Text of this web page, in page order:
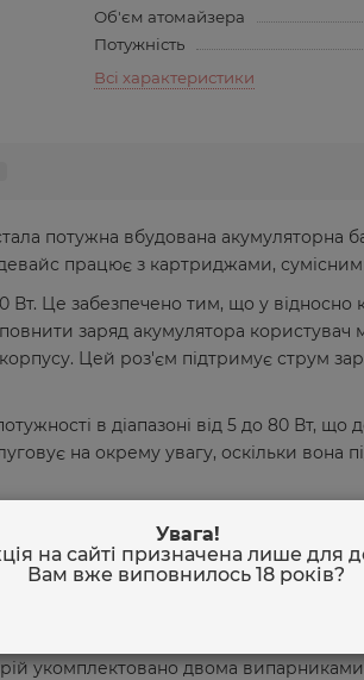
Об'єм атомайзера
Потужність
Всі характеристики
потужна вбудована акумуляторна
працює з картриджами,
Це забезпечено тим, що у
заряд акумулятора
Цей роз'єм підтримує струм
в діапазоні від 5 до 80 Вт,
на окрему увагу, оскільки
чорно-білого дисплея, на
режими та стан девайсу.
які підтримують випарники
їх заміни виглядає простим і
на його бічній грані силіконову
укомплектовано двома випарниками
Увага!
на сайті призначена лише для
Вам вже виповнилось 18 років?